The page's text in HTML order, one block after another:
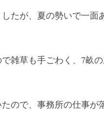
たが、夏の勢いで一面
雑草も手ごわく、7畝
ので、事務所の仕事が